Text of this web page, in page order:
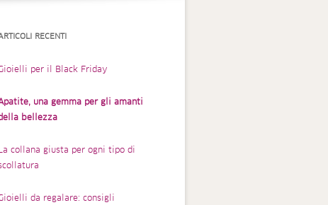
RECENTI
per il Black Friday
una gemma per gli amanti
bellezza
La collana giusta per ogni tipo di
da regalare: consigli